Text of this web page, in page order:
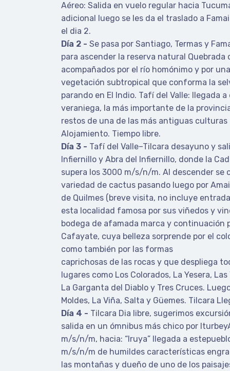
Aéreo: Salida en vuelo regular hacia
adicional luego se les da el traslado a
el dia 2.
Día 2 - Se pasa por Santiago, Termas y
para ascender la reserva natural Quebrada
acompañados por el río homónimo y por
vegetación subtropical que conforma la
parando en El Indio. Tafí del Valle: llegada
veraniega, la más importante de la
restos de una de las más antiguas culturas
Alojamiento. Tiempo libre.
Día 3 - Tafí del Valle–Tilcara desayuno y
Infiernillo y Abra del Infiernillo, donde la
supera los 3000 m/s/n/m. Al descender se
variedad de cactus pasando luego por
de Quilmes (breve visita, no incluye
esta localidad famosa por sus viñedos y
bodega de afamada marca y continuación
Cafayate, cuya belleza sorprende por el
como también por las formas
caprichosas de las rocas y que despliega
lugares como Los Colorados, La Yesera,
La Garganta del Diablo y Tres Cruces.
Moldes, La Viña, Salta y Güemes. Tilcara
Día 4 - Tilcara Dia libre, sugerimos
salida en un ómnibus más chico por
m/s/n/m, hacia: “Iruya” llegada a
m/s/n/m de humildes características
las montañas y dueño de uno de los